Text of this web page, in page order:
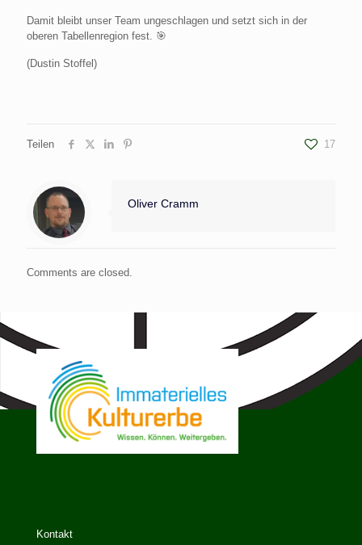
Damit bleibt unser Team ungeschlagen und setzt sich in der
oberen Tabellenregion fest. 🎯
(Dustin Stoffel)
Teilen 17
Oliver Cramm
Comments are closed.
Kontakt